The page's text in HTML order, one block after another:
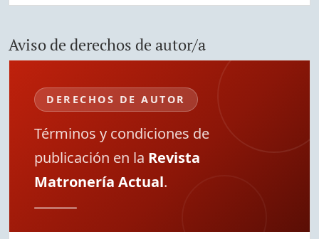
Aviso de derechos de autor/a
DERECHOS DE AUTOR
Términos y condiciones de
publicación en la Revista
Matronería Actual.